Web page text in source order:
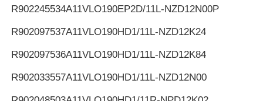
R902245534A11VLO190EP2D/11L-NZD12N00P
R902097537A11VLO190HD1/11L-NZD12K24
R902097536A11VLO190HD1/11L-NZD12K84
R902033557A11VLO190HD1/11L-NZD12N00